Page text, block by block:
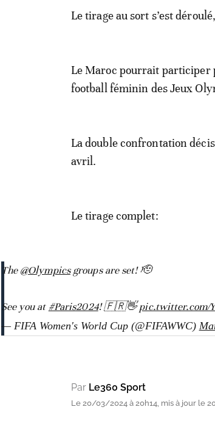
Le tirage au sort s’est
Le Maroc pourrait participer
football féminin des Jeux
La double confrontation
avril.
Le tirage complet:
The@Olympicsgroups are set! 🫡
See you at #Paris2024! 🇫🇷👋pic.twitter.com/
— FIFA Women's World Cup (@FIFAWWC)
Par Le360 Sport
Le 20/03/2024 à 20h14, mis à jour le